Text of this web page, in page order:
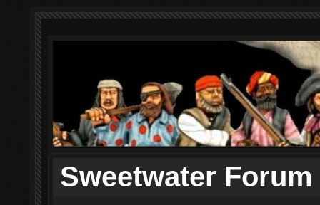
Sweetwater Forum